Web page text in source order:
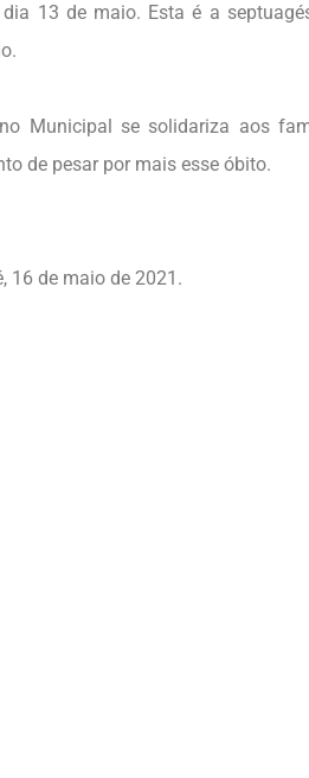
13 de maio. Esta é a
Municipal se solidariza aos
de pesar por mais esse óbito.
16 de maio de 2021.